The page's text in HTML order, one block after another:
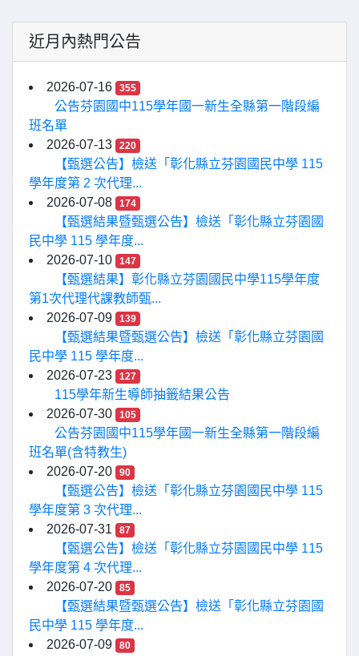
近月內熱門公告
2026-07-16 355
公告芬園國中115學年國一新生全縣第一階段編
班名單
2026-07-13
220
【甄選公告】檢送「彰化縣立芬園國民中學 115
學年度第 2 次代理...
2026-07-08
174
【甄選結果暨甄選公告】檢送「彰化縣立芬園國
民中學 115 學年度...
2026-07-10
147
【甄選結果】彰化縣立芬園國民中學115學年度
第1次代理代課教師甄...
2026-07-09
139
【甄選結果暨甄選公告】檢送「彰化縣立芬園國
民中學 115 學年度...
2026-07-23
127
115學年新生導師抽籤結果公告
2026-07-30
105
公告芬園國中115學年國一新生全縣第一階段編
班名單(含特教生)
2026-07-20
90
【甄選公告】檢送「彰化縣立芬園國民中學 115
學年度第 3 次代理...
2026-07-31
87
【甄選公告】檢送「彰化縣立芬園國民中學 115
學年度第 4 次代理...
2026-07-20
85
【甄選結果暨甄選公告】檢送「彰化縣立芬園國
民中學 115 學年度...
2026-07-09
80